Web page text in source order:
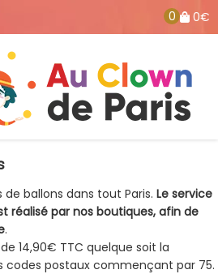
0 0€
ballons dans tout Paris. Le service
réalisé par nos boutiques, afin de
.
14,90€ TTC quelque soit la
postaux commençant par 75.